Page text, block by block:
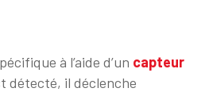
à l’aide d’un capteur
détecté, il déclenche